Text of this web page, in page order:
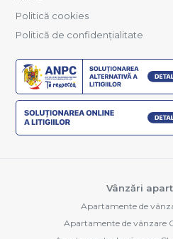
Politică cookies
Politică de confidențialitate
Vânzări
Apartamente de
Apartamente de vânzare